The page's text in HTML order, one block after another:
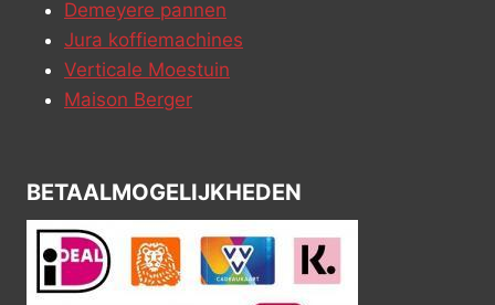
Demeyere pannen
Jura koffiemachines
Verticale Moestuin
Maison Berger
BETAALMOGELIJKHEDEN